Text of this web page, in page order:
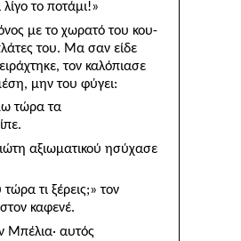
το ποτάμι!»
με το χωρατό του κου­
του. Μα σαν είδε
τον καλόπιασε
μην του φύγει:
τώρα τα
αξιωματικού ησύχασε
τι ξέρεις;» τον
καφενέ.
Μπέλια· αυτός